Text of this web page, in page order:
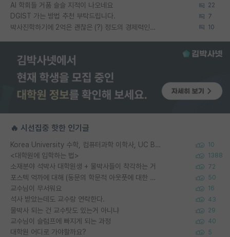
AI 학회들 거품 슬슬 지적이 나오네요 22
DGIST 가는 방법 추천 부탁드립니다. 7
박사진학하기에 2억은 괜찮은 (?) 정도의 경제력인가요 10
🔥 시선집중 핫한 인기글
Korea University 수학, 컴퓨터과학 이학사, UC Berkeley 산업공학 대학원 공학박사가 되는 것은 쉽지 않겠죠? 10
<대학원에 입학하는 법> 1388
소재분야 석박사 대학원생 + 물박사들이 착각하는 거 72
포스텍 억까에 대해 (동문의 학문적 아웃풋에 대한 반박) 50
교수님이 무서워요 16
석사 받았는데도 교수랑 연락한다. 43
물박사 되는 건 교수탓도 있는거 아니냐 29
교수님이 슬럼프에 빠지게 되는 과정 40
대학원 어디로 가야할까요? 5